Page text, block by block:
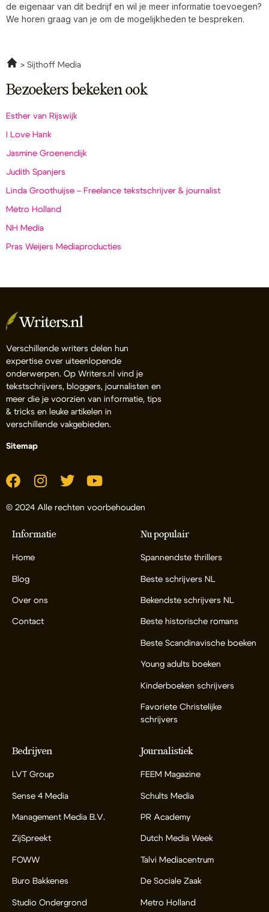
de eigenaar van dit bedrijf en wil je meer informatie toevoegen?
We horen graag van je om de mogelijkheden te bespreken.
Sijthoff Media
Bezoekers bekeken ook
Esther van Rijswijk
I Love Hank
Jasmine Groenendijk
Judith Spanjers
Linda Groothuijse – Freelance tekstschrijver & journalist
Metro Holland
NH Media
Pras Weijers Mediaproducties
Verschillende writers delen hun
expertise over uiteenlopende
onderwerpen. Op Writers.nl vind je
tekstschrijvers, bloggers, journalisten en
meer die je voorzien van informatie, tips
& tricks en leuke artikelen in
verschillende vakgebieden.
Sitemap
© 2024 Alle rechten voorbehouden
Informatie
Home
Blog
Over ons
Contact
Nu populair
Spannendste thrillers
Beste schrijvers NL
Bekendste schrijvers NL
Beste historische romans
Beste Scandinavische boeken
Young adults boeken
Kinderboeken schrijvers
Favoriete Christelijke
schrijvers
Bedrijven
LVT Group
Sense 4 Media
Management Media B.V.
ZijSpreekt
FOWW
Buro Bakkenes
Studio Ondergrond
Journalistiek
FEEM Magazine
Schults Media
PR Academy
Dutch Media Week
Talvi Mediacentrum
De Sociale Zaak
Metro Holland